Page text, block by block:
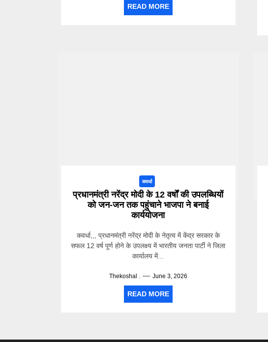
READ MORE
कवर्धा
प्रधानमंत्री नरेंद्र मोदी के 12 वर्षों की उपलब्धियों
को जन-जन तक पहुंचाने भाजपा ने बनाई
कार्ययोजना
कवर्धा,,, प्रधानमंत्री नरेंद्र मोदी के नेतृत्व में केंद्र सरकार के
सफल 12 वर्ष पूर्ण होने के उपलक्ष्य में भारतीय जनता पार्टी ने जिला
कार्यालय में...
Thekoshal . June 3, 2026
READ MORE